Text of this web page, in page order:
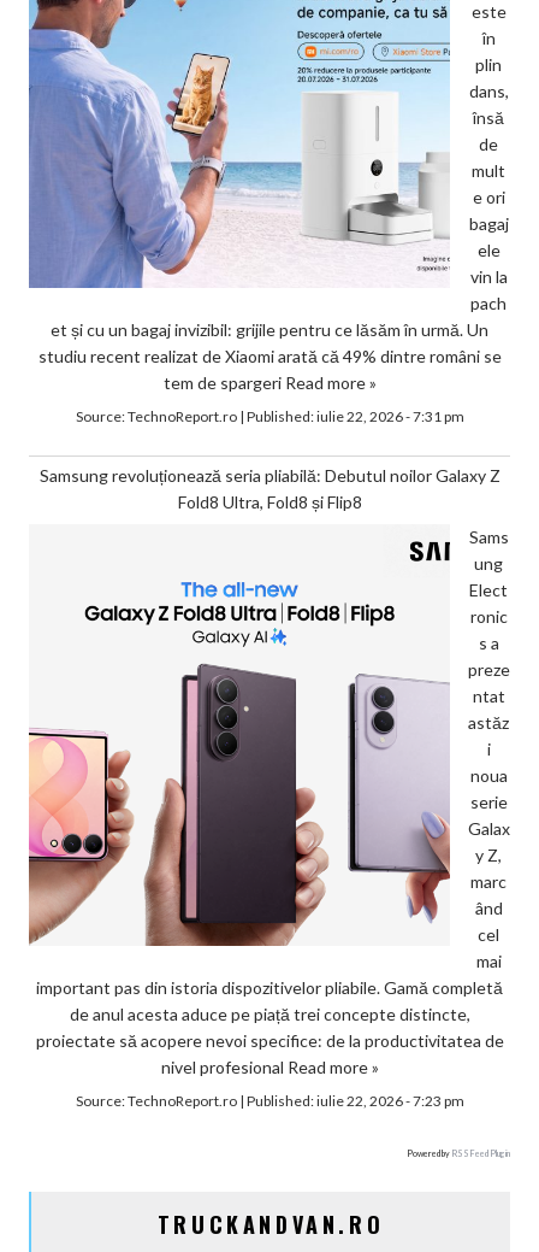
este
în
plin
dans,
însă
de
mult
e ori
bagaj
ele
vin la
pach
et și cu un bagaj invizibil: grijile pentru ce lăsăm în urmă. Un
studiu recent realizat de Xiaomi arată că 49% dintre români se
tem de spargeri Read more »
Source:TechnoReport.ro| Published:iulie 22, 2026 - 7:31 pm
Samsung revoluționează seria pliabilă: Debutul noilor Galaxy Z
Fold8 Ultra, Fold8 și Flip8
Sams
ung
Elect
ronic
s a
preze
ntat
astăz
i
noua
serie
Galax
y Z,
marc
ând
cel
mai
important pas din istoria dispozitivelor pliabile. Gamă completă
de anul acesta aduce pe piață trei concepte distincte,
proiectate să acopere nevoi specifice: de la productivitatea de
nivel profesional Read more »
Source:TechnoReport.ro| Published:iulie 22, 2026 - 7:23 pm
Powered by RSS Feed Plugin
TRUCKANDVAN.RO